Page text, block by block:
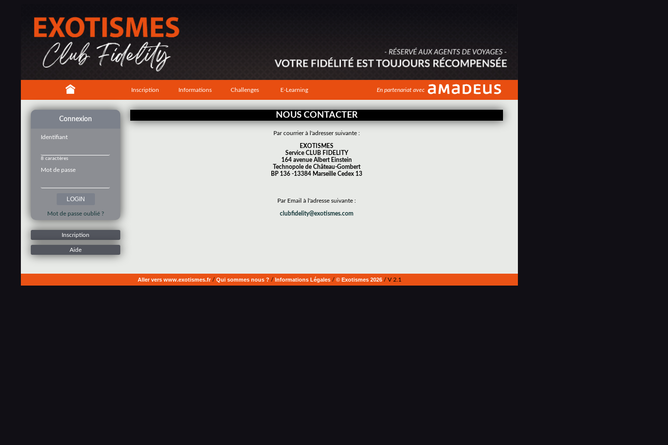
Inscription Informations Challenges E-Learning En partenariat avec
Connexion
Identifiant
8 caractères
Mot de passe
Mot de passe oublié ?
Inscription
Aide
NOUS CONTACTER
Par courrier à l'adresser suivante :
EXOTISMES
Service CLUB FIDELITY
164 avenue Albert Einstein
Technopole de Château-Gombert
BP 136 -13384 Marseille Cedex 13
Par Email à l'adresse suivante :
clubfidelity@exotismes.com
Aller vers www.exotismes.fr/ Qui sommes nous ? / Informations Légales/ © Exotismes 2026/ V 2.1